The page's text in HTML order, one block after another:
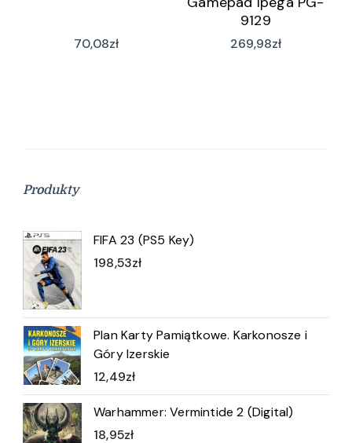
70,08zł
9129
269,98zł
Produkty
FIFA 23 (PS5 Key)
198,53zł
Plan Karty Pamiątkowe. Karkonosze i
Góry Izerskie
12,49zł
Warhammer: Vermintide 2 (Digital)
18,95zł